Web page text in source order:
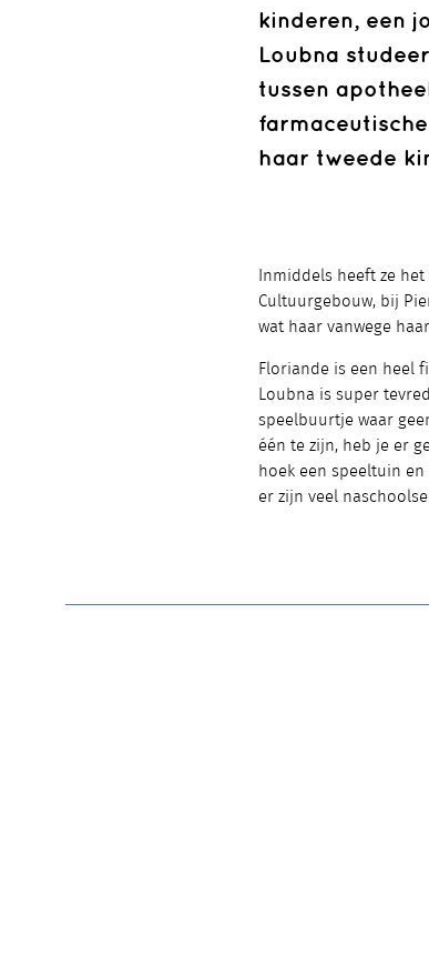
kinderen, een
Loubna
tussen
haar tweede
Inmiddels heeft ze
Cultuurgebouw, bij
wat haar vanwege
Floriande is een heel
Loubna is super
speelbuurtje waar
één te zijn, heb je er
hoek een speeltuin
er zijn veel